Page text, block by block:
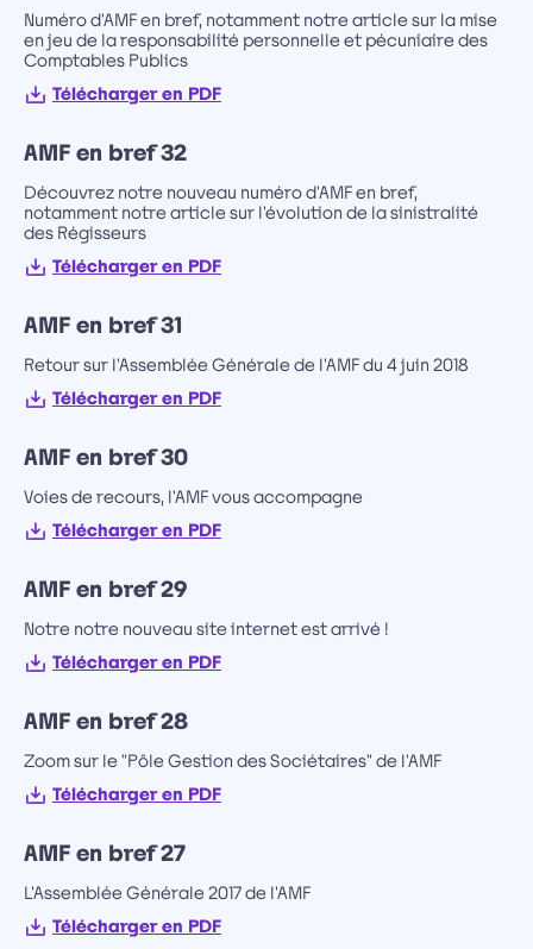
Numéro d'AMF en bref, notamment notre article sur la mise
en jeu de la responsabilité personnelle et pécuniaire des
Comptables Publics
Télécharger en PDF
AMF en bref 32
Découvrez notre nouveau numéro d'AMF en bref,
notamment notre article sur l'évolution de la sinistralité
des Régisseurs
Télécharger en PDF
AMF en bref 31
Retour sur l'Assemblée Générale de l'AMF du 4 juin 2018
Télécharger en PDF
AMF en bref 30
Voies de recours, l'AMF vous accompagne
Télécharger en PDF
AMF en bref 29
Notre notre nouveau site internet est arrivé !
Télécharger en PDF
AMF en bref 28
Zoom sur le "Pôle Gestion des Sociétaires" de l'AMF
Télécharger en PDF
AMF en bref 27
L'Assemblée Générale 2017 de l'AMF
Télécharger en PDF